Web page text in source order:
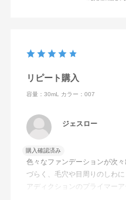
リピート購入
容量：30mL カラー：007
ジェスロー
購入確認済み
色々なファンデーションが次
づらく、毛穴や目周りのしわ
アディクションのプライマー